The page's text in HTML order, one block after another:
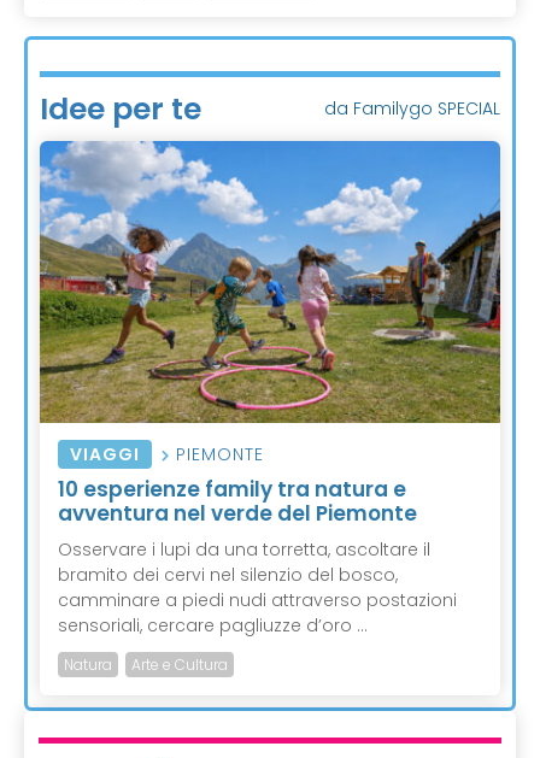
Idee per te da Familygo SPECIAL
VIAGGI PIEMONTE
10 esperienze family tra natura e
avventura nel verde del Piemonte
Osservare i lupi da una torretta, ascoltare il
bramito dei cervi nel silenzio del bosco,
camminare a piedi nudi attraverso postazioni
sensoriali, cercare pagliuzze d’oro ...
Natura Arte e Cultura